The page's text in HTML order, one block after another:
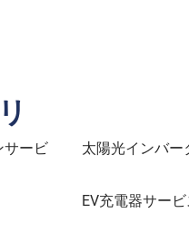
サービ
太陽光インバー
EV充電器サービ